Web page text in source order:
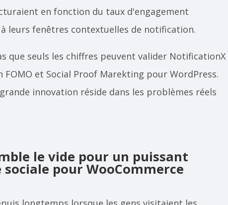
en fonction du taux d'engagement
leurs fenêtres contextuelles de notification.
que seuls les chiffres peuvent valider NotificationX
et Social Proof Marekting pour WordPress.
innovation réside dans les problèmes réels
le vide pour un puissant
pour WooCommerce